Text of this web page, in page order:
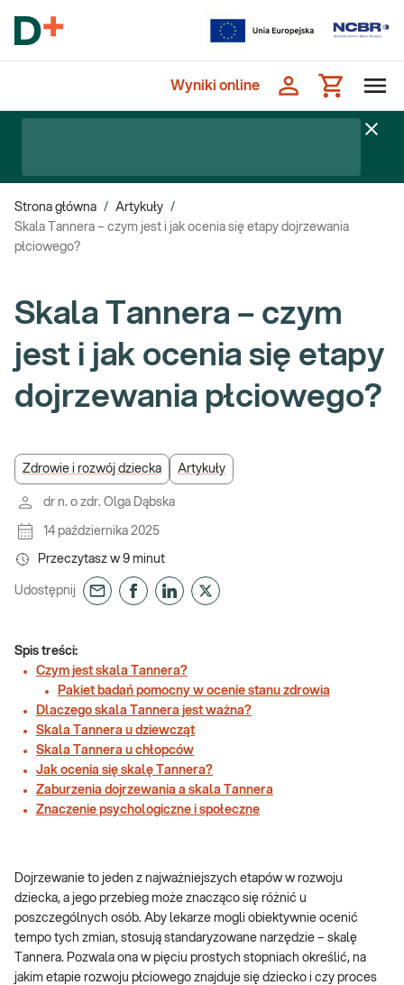
Wyniki online
Strona główna / Artykuły /
Skala Tannera – czym jest i jak ocenia się etapy dojrzewania
płciowego?
Skala Tannera – czym
jest i jak ocenia się etapy
dojrzewania płciowego?
Zdrowie i rozwój dziecka Artykuły
dr n. o zdr. Olga Dąbska
14 października 2025
Przeczytasz w 9 minut
Udostępnij
Spis treści:
Czym jest skala Tannera?
Pakiet badań pomocny w ocenie stanu zdrowia
Dlaczego skala Tannera jest ważna?
Skala Tannera u dziewcząt
Skala Tannera u chłopców
Jak ocenia się skalę Tannera?
Zaburzenia dojrzewania a skala Tannera
Znaczenie psychologiczne i społeczne
Dojrzewanie to jeden z najważniejszych etapów w rozwoju
dziecka, a jego przebieg może znacząco się różnić u
poszczególnych osób. Aby lekarze mogli obiektywnie ocenić
tempo tych zmian, stosują standaryzowane narzędzie – skalę
Tannera. Pozwala ona w pięciu prostych stopniach określić, na
jakim etapie rozwoju płciowego znajduje się dziecko i czy proces